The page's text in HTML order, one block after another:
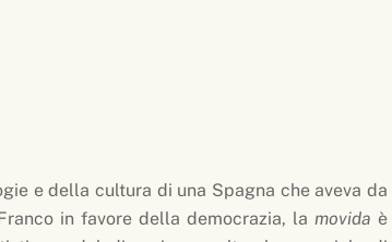
e della cultura di una Spagna che aveva da
in favore della democrazia, lamovida è